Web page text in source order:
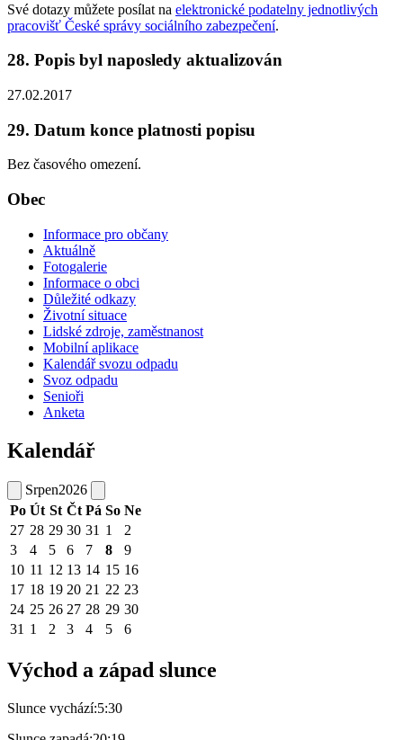
Své dotazy můžete posílat na elektronické podatelny jednotlivých
pracovišť České správy sociálního zabezpečení.
28. Popis byl naposledy aktualizován
27.02.2017
29. Datum konce platnosti popisu
Bez časového omezení.
Obec
Informace pro občany
Aktuálně
Fotogalerie
Informace o obci
Důležité odkazy
Životní situace
Lidské zdroje, zaměstnanost
Mobilní aplikace
Kalendář svozu odpadu
Svoz odpadu
Senioři
Anketa
Kalendář
Srpen2026
Po Út St Čt Pá So Ne
27 28 29 30 31 1
2
3
4 5 6 7 8
9
10 11 12 13 14 15 16
17 18 19 20 21 22 23
24 25 26 27 28 29 30
31 1 2 3 4 5 6
Východ a západ slunce
Slunce vychází:5:30